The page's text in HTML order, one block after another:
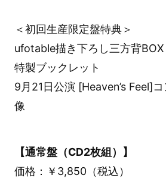
＜初回生産限定盤特典＞
ufotable描き下ろし三方背BOX
特製ブックレット
9月21日公演 [Heaven’s Feel]
像
【通常盤（CD2枚組）】
価格：￥3,850（税込）